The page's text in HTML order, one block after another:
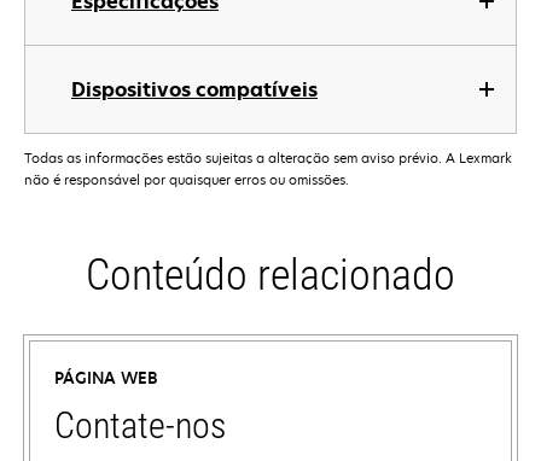
Dispositivos compatíveis
Todas as informações estão sujeitas a alteração sem aviso prévio. A Lexmark
não é responsável por quaisquer erros ou omissões.
Conteúdo relacionado
PÁGINA WEB
Contate-nos